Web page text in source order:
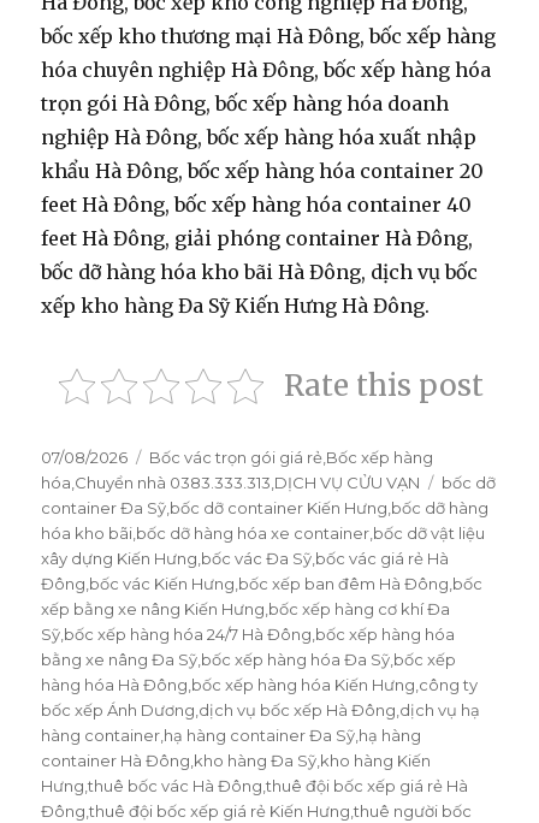
bốc xếp kho thương mại Hà Đông, bốc xếp hàng
hóa chuyên nghiệp Hà Đông, bốc xếp hàng hóa
trọn gói Hà Đông, bốc xếp hàng hóa doanh
nghiệp Hà Đông, bốc xếp hàng hóa xuất nhập
khẩu Hà Đông, bốc xếp hàng hóa container 20
feet Hà Đông, bốc xếp hàng hóa container 40
feet Hà Đông, giải phóng container Hà Đông,
bốc dỡ hàng hóa kho bãi Hà Đông, dịch vụ bốc
xếp kho hàng Đa Sỹ Kiến Hưng Hà Đông.
Rate this post
Đăng
vào
ngày
07/08/2026
Danh
mục
Bốc vác trọn gói giá rẻ,Bốc xếp hàng
hóa,Chuyển nhà 0383.333.313,DỊCH VỤ CỬU VẠN Thẻ
bốc dỡ
container Đa Sỹ,bốc dỡ container Kiến Hưng,bốc dỡ hàng
hóa kho bãi,bốc dỡ hàng hóa xe container,bốc dỡ vật liệu
xây dựng Kiến Hưng,bốc vác Đa Sỹ,bốc vác giá rẻ Hà
Đông,bốc vác Kiến Hưng,bốc xếp ban đêm Hà Đông,bốc
xếp bằng xe nâng Kiến Hưng,bốc xếp hàng cơ khí Đa
Sỹ,bốc xếp hàng hóa 24/7 Hà Đông,bốc xếp hàng hóa
bằng xe nâng Đa Sỹ,bốc xếp hàng hóa Đa Sỹ,bốc xếp
hàng hóa Hà Đông,bốc xếp hàng hóa Kiến Hưng,công ty
bốc xếp Ánh Dương,dịch vụ bốc xếp Hà Đông,dịch vụ hạ
hàng container,hạ hàng container Đa Sỹ,hạ hàng
container Hà Đông,kho hàng Đa Sỹ,kho hàng Kiến
Hưng,thuê bốc vác Hà Đông,thuê đội bốc xếp giá rẻ Hà
Đông,thuê đội bốc xếp giá rẻ Kiến Hưng,thuê người bốc